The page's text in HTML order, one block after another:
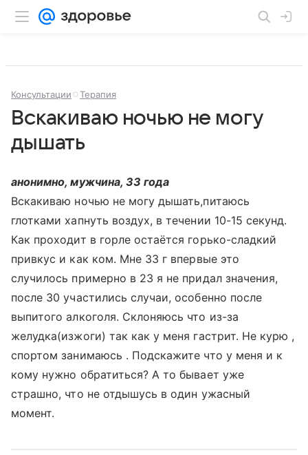
Консультации Терапия
Вскакиваю ночью не могу
дышать
анонимно, мужчина, 33 года
Вскакиваю ночью не могу дышать,питаюсь
глотками хапнуть воздух, в течении 10-15 секунд.
Как проходит в горле остаётся горько-сладкий
привкус и как ком. Мне 33 г впервые это
случилось примерно в 23 я не придал значения,
после 30 участились случаи, особенно после
выпитого алкоголя. Склоняюсь что из-за
желудка(изжоги) так как у меня гастрит. Не курю ,
спортом занимаюсь . Подскажите что у меня и к
кому нужно обратиться? А то бывает уже
страшно, что не отдышусь в один ужасный
момент.